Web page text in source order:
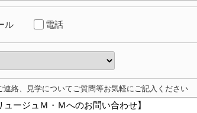
ル 電話
連絡、見学についてご質問等お気軽にご記入ください